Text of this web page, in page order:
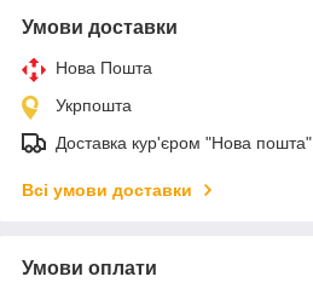
Умови доставки
Нова Пошта
Укрпошта
Доставка кур'єром "Нова пошта"
Всі умови доставки
Умови оплати